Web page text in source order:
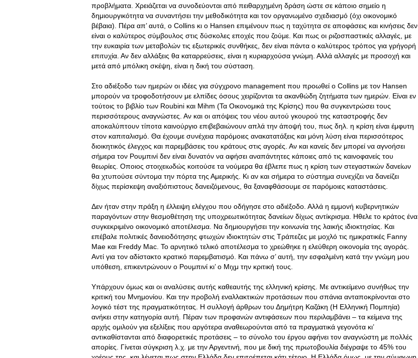
προβλήματα. Χρειάζεται να συνοδεύονται από πειθαρχημένη δράση ώστε σε κάποιο σημείο η
δημιουργικότητα να συναντήσει την μεθοδικότητα και τον οργανωμένο σχεδιασμό (όχι οικονομικό
βέβαια). Πέρα απ’ αυτά, ο Collins κι ο Hansen επιμένουν πως η ταχύτητα σε αποφάσεις και κινήσεις δεν
είναι ο καλύτερος σύμβουλος στις δύσκολες εποχές που ζούμε. Και πως οι ριζοσπαστικές αλλαγές, με
την ευκαιρία των μεταβολών τις εξωτερικές συνθήκες, δεν είναι πάντα ο καλύτερος τρόπος για γρήγορή
επιτυχία. Αν δεν αλλάξεις θα καταρρεύσεις, είναι η κυριαρχούσα γνώμη. Αλλά αλλαγές με προσοχή και
μετά από μπόλικη σκέψη, είναι η δική του σύσταση.
Στο αδιέξοδο των ημερών οι ιδέες για σύγχρονο management που προωθεί ο Collins με τον Hansen
μπορούν να τροφοδοτήσουν με ελπίδες όσους χειρίζονται τα ακανθώδη ζητήματα των ημερών. Είναι εν
τούτοις το βιβλίο των Roubini και Mihm (Τα Οικονομικά της Κρίσης) που θα συγκεντρώσει τους
περισσότερους αναγνώστες. Αν και οι απόψεις του νέου αυτού γκουρού της καταστροφής δεν
αποκαλύπτουν τίποτα καινούργιο επιβεβαιώνουν απλά την άποψή του, πως δηλ. η κρίση είναι έμφυτη
στον καπιταλισμό. Θα έχουμε συνέχεια παρόμοιες ανακατατάξεις και μόνη λύση είναι περισσότερος
διοικητικός έλεγχος και παρεμβάσεις του κράτους στις αγορές. Αν και κανείς δεν μπορεί να αγνοήσει
σήμερα τον Ρουμπινί δεν είναι δυνατόν να αφήσει αναπάντητες κάποιες από τις καινοφανείς του
θεωρίες. Οποιος στοιχειωδώς κοιτούσε τα νούμερα θα έβλεπε πως η κρίση των στεγαστικών δανείων
θα χτυπούσε σύντομα την πόρτα της Αμερικής. Κι αν και σήμερα το σύστημα συνεχίζει να δανείζει
δίχως περίσκεψη αναξιόπιστους δανειζόμενους, θα ξαναφθάσουμε σε παρόμοιες καταστάσεις.
Δεν ήταν στην πράξη η έλλειψη ελέγχου που οδήγησε στο αδιέξοδο. Αλλά η εμμονή κυβερνητικών
παραγόντων στην θεσμοθέτηση της υποχρεωτικότητας δανείων δίχως αντίκρισμα. Ηθελε το κράτος ένα
συγκεκριμένο οικονομικό αποτέλεσμα. Να δημιουργήσει την κοινωνία της λαικής ιδιοκτησίας. Και
επέβαλε πολιτικές δανειοδότησης φτωχών ιδιοκτητών στις Τράπεζες με μοχλό τις ημικρατικές Fanny
Mae και Freddy Mac. Το αρνητικό τελικό αποτέλεσμα το χρεώθηκε η ελεύθερη οικονομία της αγοράς.
Αντί για τον αδίστακτο κρατικό παρεμβατισμό. Και πάνω σ’ αυτή, την εσφαλμένη κατά την γνώμη μου
υπόθεση, επικεντρώνουν ο Ρουμπινί κι’ ο Μιχμ την κριτική τους.
Υπάρχουν όμως και οι αναλύσεις αυτής καθεαυτής της ελληνική κρίσης. Με αντικείμενο συνήθως την
κριτική του Μνημονίου. Και την προβολή εναλλακτικών προτάσεων που σπάνια ανταποκρίνονται στο
λογικό τέστ της πραγματικότητας. Η συλλογή άρθρων του Δημήτρη Καζάκη (Η Ελληνική Πομπηία)
ανήκει στην κατηγορία αυτή. Πέραν των προφανών αντιφάσεων που περιλαμβάνει – τα κείμενα της
αρχής ομιλούν για εξελίξεις που αργότερα αναθεωρούνται από τα πραγματικά γεγονότα κι’
αντικαθίστανται από διαφορετικές προτάσεις – το σύνολο του έργου αφήνει τον αναγνώστη με πολλές
απορίες. Γίνεται σύγκριση λ.χ. με την Αργεντινή, που με δική της πρωτοβουλία διέγραψε το 45% του